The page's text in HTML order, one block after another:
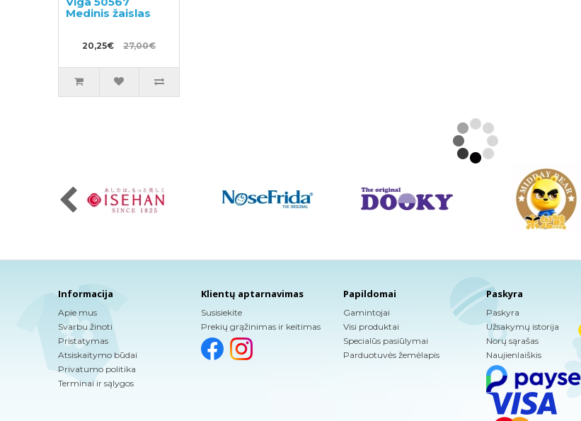
Medinis žaislas
20,25€ 27,00€
Informacija
Apie mus
Svarbu žinoti
Pristatymas
Atsiskaitymo būdai
Privatumo politika
Terminai ir sąlygos
Klientų aptarnavimas
Susisiekite
Prekių grąžinimas ir keitimas
Papildomai
Gamintojai
Visi produktai
Specialūs pasiūlymai
Parduotuvės žemėlapis
Paskyra
Paskyra
Užsakymų istorija
Norų sąrašas
Naujienlaiškis